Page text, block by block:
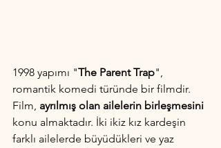
1998 yapımı "The Parent Trap",
romantik komedi türünde bir filmdir.
Film, ayrılmış olan ailelerin birleşmesini
konu almaktadır. İki ikiz kız kardeşin
farklı ailelerde büyüdükleri ve yaz